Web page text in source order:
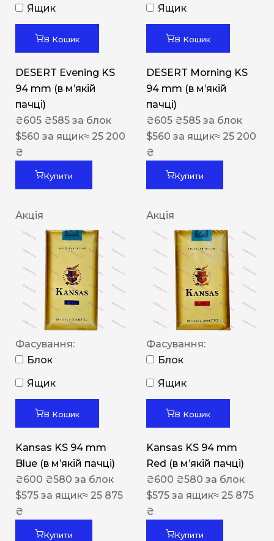
Ящик
В Кошик
DESERT Evening KS
94 mm (в мʼякій
пачці)
₴605 ₴585 за блок
$560 за ящик≈ 25 200
₴
Купити
Ящик
В Кошик
DESERT Morning KS
94 mm (в мʼякій
пачці)
₴605 ₴585 за блок
$560 за ящик≈ 25 200
₴
Купити
Акція
Фасування:
Блок
Ящик
В Кошик
Kansas KS 94 mm
Blue (в мʼякій пачці)
₴600 ₴580 за блок
$575 за ящик≈ 25 875
₴
Купити
Акція
Фасування:
Блок
Ящик
В Кошик
Kansas KS 94 mm
Red (в мʼякій пачці)
₴600 ₴580 за блок
$575 за ящик≈ 25 875
₴
Купити